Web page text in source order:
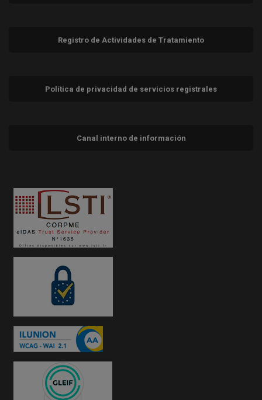
Registro de Actividades de Tratamiento
Política de privacidad de servicios registrales
Canal interno de información